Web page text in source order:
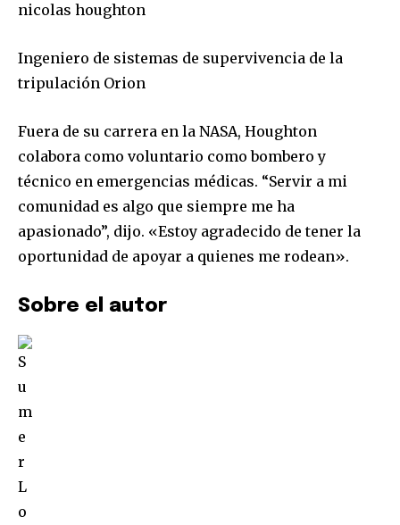
Seguidores Seguidores Seguidores
nicolas houghton
Ingeniero de sistemas de supervivencia de la
tripulación Orion
Fuera de su carrera en la NASA, Houghton
colabora como voluntario como bombero y
técnico en emergencias médicas. “Servir a mi
comunidad es algo que siempre me ha
apasionado”, dijo. «Estoy agradecido de tener la
oportunidad de apoyar a quienes me rodean».
Sobre el autor